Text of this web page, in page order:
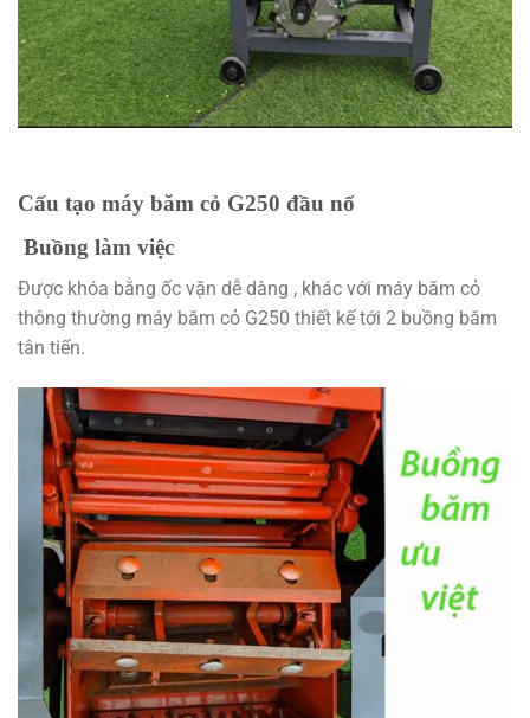
Cấu tạo máy băm cỏ G250 đầu nổ
Buồng làm việc
Được khóa bằng ốc vặn dễ dàng , khác với máy băm cỏ
thông thường máy băm cỏ G250 thiết kế tới 2 buồng băm
tân tiến.